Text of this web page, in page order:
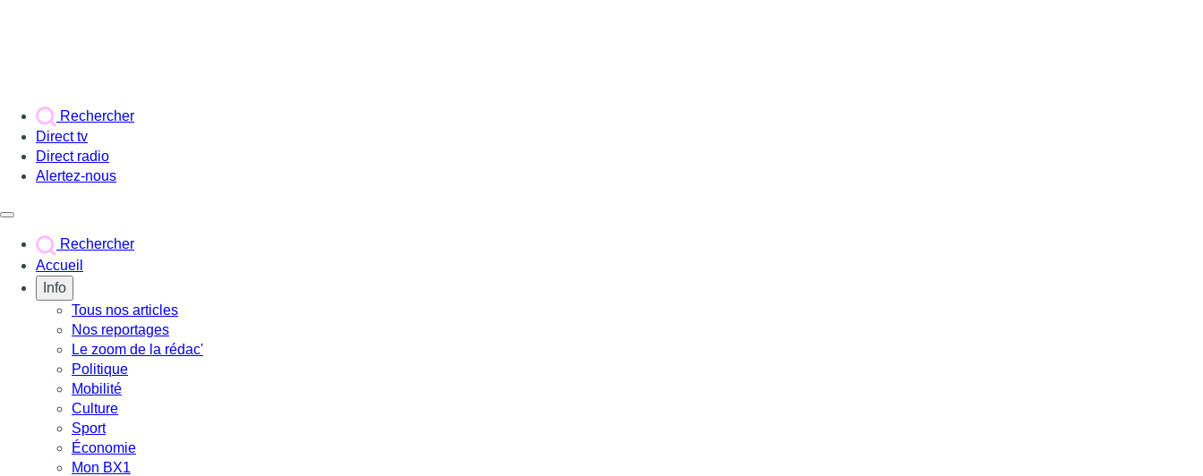
Rechercher
Direct tv
Direct radio
Alertez-nous
Rechercher
Accueil
Info
Tous nos articles
Nos reportages
Le zoom de la rédac'
Politique
Mobilité
Culture
Sport
Économie
Mon BX1